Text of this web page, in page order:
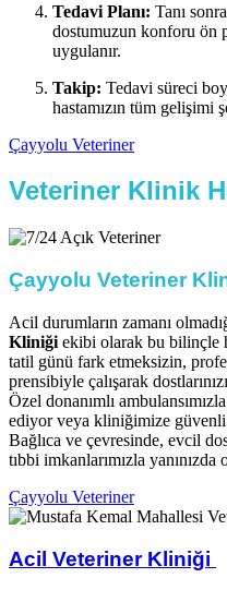
Tedavi Planı: Tanı
dostumuzun konforu ön
uygulanır.
Takip: Tedavi süreci
hastamızın tüm gelişimi
Çayyolu Veteriner
Veteriner Klinik
Çayyolu Veteriner
Acil durumların zamanı
Kliniği ekibi olarak bu bilinçle
tatil günü fark etmeksizin,
prensibiyle çalışarak
Özel donanımlı
ediyor veya kliniğimize
Bağlıca ve çevresinde, evcil
tıbbi imkanlarımızla
Çayyolu Veteriner
Acil Veteriner Kliniği ​